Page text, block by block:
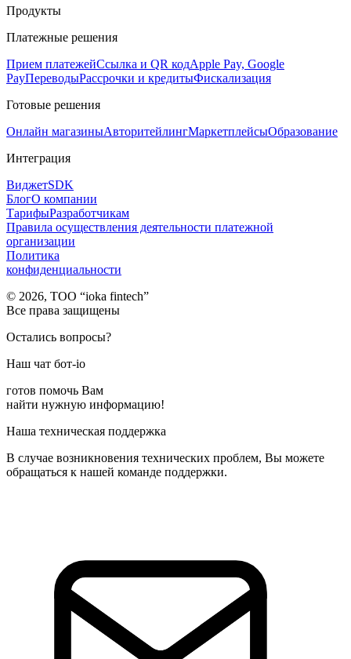
Продукты
Платежные решения
Прием платежейСсылка и QR кодApple Pay, Google
PayПереводыРассрочки и кредитыФискализация
Готовые решения
Онлайн магазиныАвторитейлингМаркетплейсыОбразование
Интеграция
ВиджетSDK
БлогО компании
ТарифыРазработчикам
Правила осуществления деятельности платежной
организации
Политика
конфиденциальности
© 2026, TOO “ioka fintech”
Все права защищены
Остались вопросы?
Наш чат бот-io
готов помочь Вам
найти нужную информацию!
Наша техническая поддержка
В случае возникновения технических проблем, Вы можете
обращаться к нашей команде поддержки.